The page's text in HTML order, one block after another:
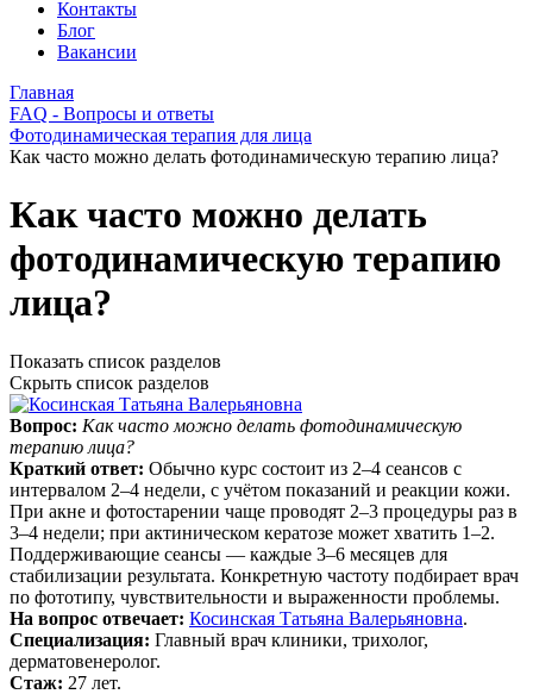
Контакты
Блог
Вакансии
Главная
FAQ - Вопросы и ответы
Фотодинамическая терапия для лица
Как часто можно делать фотодинамическую терапию лица?
Как часто можно делать
фотодинамическую терапию
лица?
Показать список разделов
Скрыть список разделов
Вопрос: Как часто можно делать фотодинамическую
терапию лица?
Краткий ответ: Обычно курс состоит из 2–4 сеансов с
интервалом 2–4 недели, с учётом показаний и реакции кожи.
При акне и фотостарении чаще проводят 2–3 процедуры раз в
3–4 недели; при актиническом кератозе может хватить 1–2.
Поддерживающие сеансы — каждые 3–6 месяцев для
стабилизации результата. Конкретную частоту подбирает врач
по фототипу, чувствительности и выраженности проблемы.
На вопрос отвечает: Косинская Татьяна Валерьяновна.
Специализация: Главный врач клиники, трихолог,
дерматовенеролог.
Стаж: 27 лет.